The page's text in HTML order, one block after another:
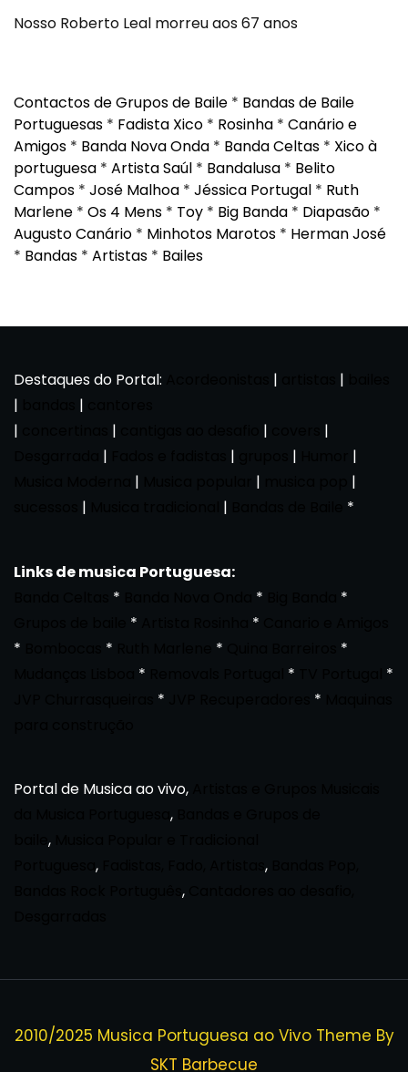
Nosso Roberto Leal morreu aos 67 anos
Contactos de Grupos de Baile * Bandas de Baile
Portuguesas * Fadista Xico * Rosinha * Canário e
Amigos * Banda Nova Onda * Banda Celtas * Xico à
portuguesa * Artista Saúl * Bandalusa * Belito
Campos * José Malhoa * Jéssica Portugal * Ruth
Marlene * Os 4 Mens * Toy * Big Banda * Diapasão *
Augusto Canário * Minhotos Marotos * Herman José
* Bandas * Artistas * Bailes
Destaques do Portal: | |
|
|
|
| |
|
| | |
|
| |
|
| | *
Links de musica Portuguesa:
* *
*
* *
*
* *
*
* *
*
* *
Portal de Musica ao vivo,
,
,
, ,
,
2010/2025 Musica Portuguesa ao Vivo Theme By
SKT Barbecue